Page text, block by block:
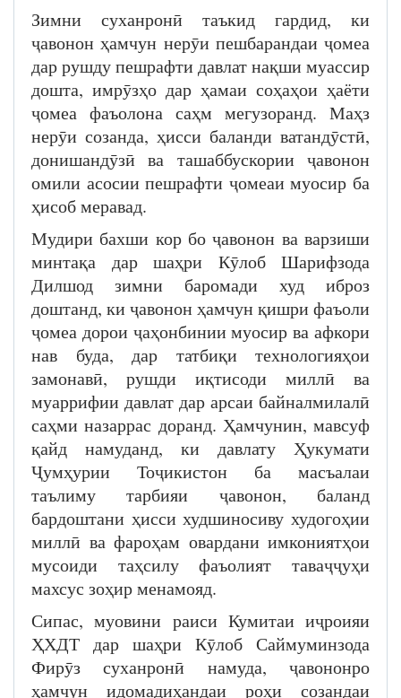
Зимни суханронӣ таъкид гардид, ки
ҷавонон ҳамчун нерӯи пешбарандаи ҷомеа
дар рушду пешрафти давлат нақши муассир
дошта, имрӯзҳо дар ҳамаи соҳаҳои ҳаёти
ҷомеа фаъолона саҳм мегузоранд. Маҳз
нерӯи созанда, ҳисси баланди ватандӯстӣ,
донишандӯзӣ ва ташаббускории ҷавонон
омили асосии пешрафти ҷомеаи муосир ба
ҳисоб меравад.
Мудири бахши кор бо ҷавонон ва варзиши
минтақа дар шаҳри Кӯлоб Шарифзода
Дилшод зимни баромади худ иброз
доштанд, ки ҷавонон ҳамчун қишри фаъоли
ҷомеа дорои ҷаҳонбинии муосир ва афкори
нав буда, дар татбиқи технологияҳои
замонавӣ, рушди иқтисоди миллӣ ва
муаррифии давлат дар арсаи байналмилалӣ
саҳми назаррас доранд. Ҳамчунин, мавсуф
қайд намуданд, ки давлату Ҳукумати
Ҷумҳурии Тоҷикистон ба масъалаи
таълиму тарбияи ҷавонон, баланд
бардоштани ҳисси худшиносиву худогоҳии
миллӣ ва фароҳам овардани имкониятҳои
мусоиди таҳсилу фаъолият таваҷҷуҳи
махсус зоҳир менамояд.
Сипас, муовини раиси Кумитаи иҷроияи
ҲХДТ дар шаҳри Кӯлоб Саймуминзода
Фирӯз суханронӣ намуда, ҷавононро
ҳамчун идомадиҳандаи роҳи созандаи